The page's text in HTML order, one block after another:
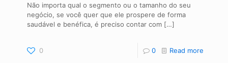
Não importa qual o segmento ou o tamanho do seu
negócio, se você quer que ele prospere de forma
saudável e benéfica, é preciso contar com […]
0 0 Read more